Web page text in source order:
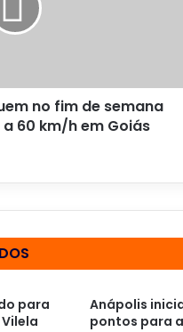
no fim de semana
60 km/h em Goiás
para
Anápolis
pontos para